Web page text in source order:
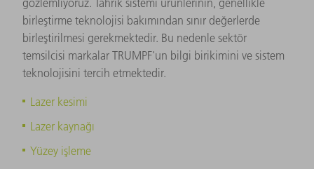
birleştirme teknolojisi bakımından sınır değerlerde
birleştirilmesi gerekmektedir. Bu nedenle sektör
temsilcisi markalar TRUMPF'un bilgi birikimini ve sistem
teknolojisini tercih etmektedir.
Lazer kesimi
Lazer kaynağı
Yüzey işleme